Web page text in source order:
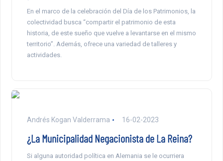
En el marco de la celebración del Día de los Patrimonios, la
colectividad busca “compartir el patrimonio de esta
historia, de este sueño que vuelve a levantarse en el mismo
territorio”. Además, ofrece una variedad de talleres y
actividades.
Andrés Kogan Valderrama 16-02-2023
¿La Municipalidad Negacionista de La Reina?
Si alguna autoridad política en Alemania se le ocurriera